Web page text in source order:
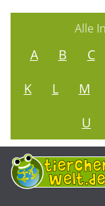
Alle
A B C
K
L M
U